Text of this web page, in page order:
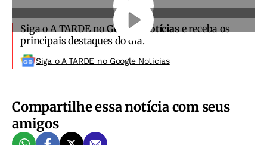
Siga o A TARDE noGoogle Notíciase receba os
principais destaques do dia.
Siga o A TARDE no Google Noticias
Compartilhe essa notícia com seus
amigos